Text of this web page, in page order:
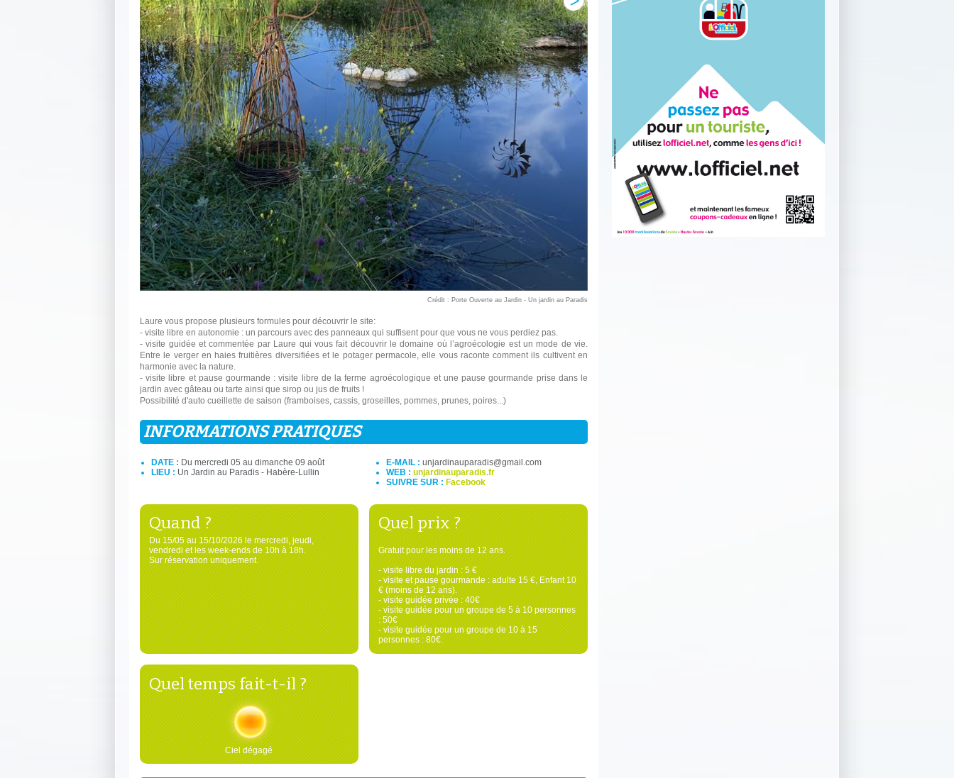
Crédit : Porte Ouverte au Jardin - Un jardin au Paradis
Laure vous propose plusieurs formules pour découvrir le site:
- visite libre en autonomie : un parcours avec des panneaux qui suffisent pour que vous ne vous perdiez pas.
- visite guidée et commentée par Laure qui vous fait découvrir le domaine où l’agroécologie est un mode de vie.
Entre le verger en haies fruitières diversifiées et le potager permacole, elle vous raconte comment ils cultivent en
harmonie avec la nature.
- visite libre et pause gourmande : visite libre de la ferme agroécologique et une pause gourmande prise dans le
jardin avec gâteau ou tarte ainsi que sirop ou jus de fruits !
Possibilité d'auto cueillette de saison (framboises, cassis, groseilles, pommes, prunes, poires...)
INFORMATIONS PRATIQUES
DATE : Du mercredi 05 au dimanche 09 août
LIEU : Un Jardin au Paradis - Habère-Lullin
E-MAIL : unjardinauparadis@gmail.com
WEB : unjardinauparadis.fr
SUIVRE SUR : Facebook
Quand ?
Du 15/05 au 15/10/2026 le mercredi, jeudi,
vendredi et les week-ends de 10h à 18h.
Sur réservation uniquement.
Quel prix ?
Gratuit pour les moins de 12 ans.
- visite libre du jardin : 5 €
- visite et pause gourmande : adulte 15 €, Enfant 10
€ (moins de 12 ans).
- visite guidée privée : 40€
- visite guidée pour un groupe de 5 à 10 personnes
: 50€
- visite guidée pour un groupe de 10 à 15
personnes : 80€.
Quel temps fait-t-il ?
Ciel dégagé